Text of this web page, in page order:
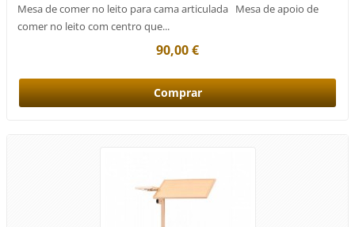
Mesa de comer no leito para cama articulada Mesa de apoio de
comer no leito com centro que...
90,00 €